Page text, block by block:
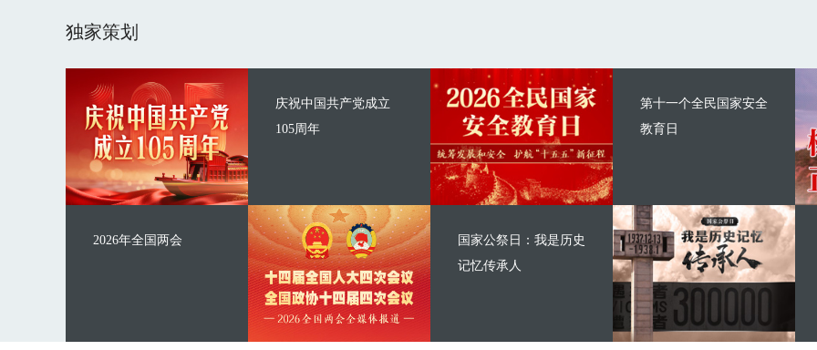
独家策划
庆祝中国共产党成立
105周年
2026年全国两会
第十一个全民国家安全
教育日
国家公祭日：我是历史
记忆传承人